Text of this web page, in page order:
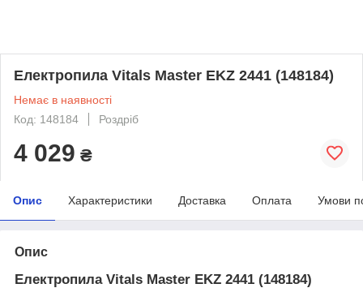
Електропила Vitals Master EKZ 2441 (148184)
Немає в наявності
Код: 148184
Роздріб
4 029 ₴
Опис Характеристики Доставка Оплата Умови
Опис
Електропила Vitals Master EKZ 2441 (148184)